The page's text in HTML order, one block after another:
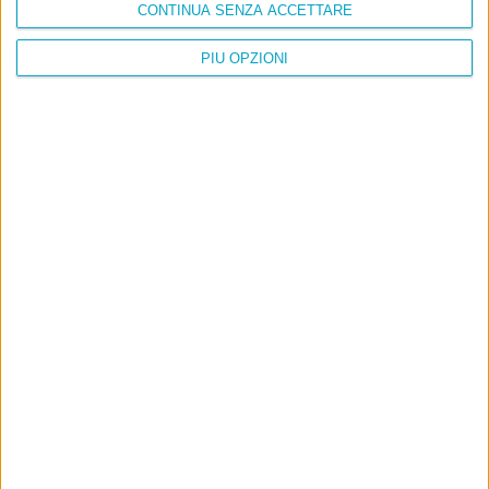
PIÙ OPZIONI
CONTINUA SENZA ACCETTARE